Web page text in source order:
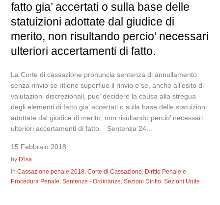
fatto gia’ accertati o sulla base delle
statuizioni adottate dal giudice di
merito, non risultando percio’ necessari
ulteriori accertamenti di fatto.
La Corte di cassazione pronuncia sentenza di annullamento
senza rinvio se ritiene superfluo il rinvio e se, anche all’esito di
valutazioni discrezionali, puo’ decidere la causa alla stregua
degli elementi di fatto gia’ accertati o sulla base delle statuizioni
adottate dal giudice di merito, non risultando percio’ necessari
ulteriori accertamenti di fatto. Sentenza 24...
15 Febbraio 2018
by D'Isa
InCassazione penale 2018,Corte di Cassazione, Diritto Penale e
Procedura Penale,Sentenze - Ordinanze,Sezioni Diritto,Sezioni Unite